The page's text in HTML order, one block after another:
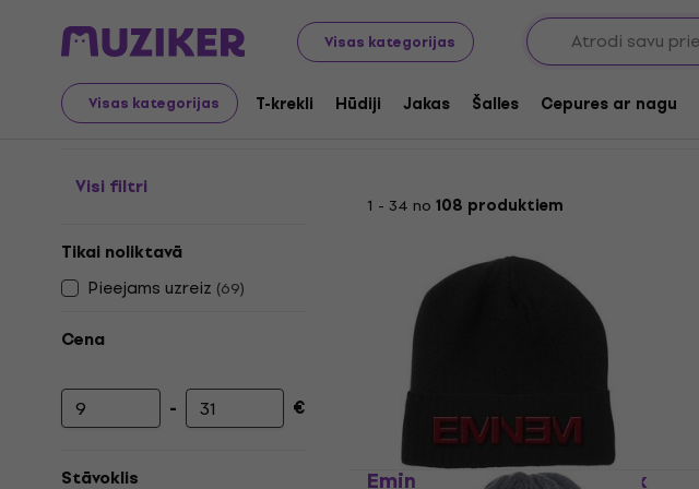
Visas kategorijas
Visas kategorijas T-krekli Hūdiji Jakas Šalles Cepures ar nagu
Merch Mūzikas zīmola preces Bīniji
Mūzikas bīniji
Visi filtri
Tikai noliktavā
Pieejams uzreiz (69)
Cena
Minimālā cena
- Maksimālā cena
€
Stāvoklis
1 - 34 no 108 produktiem
Eminem Cepure Logo Black